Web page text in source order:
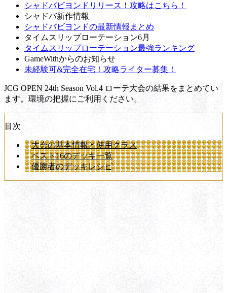
シャドバビヨンドリリース！攻略はこちら！
シャドバ新作情報
シャドバビヨンドの最新情報まとめ
タイムスリップローテーション6月
タイムスリップローテーション最強ランキング
GameWithからのお知らせ
未経験可&完全在宅！攻略ライター募集！
JCG OPEN 24th Season Vol.4 ローテ大会の結果をまとめてい
ます。環境の把握にご利用ください。
目次
大会の基本情報と使用クラス
ベスト16のデッキ一覧
優勝者のデッキレシピ